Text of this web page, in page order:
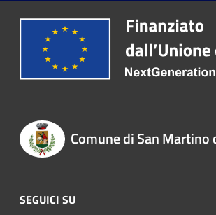
Comune di San Martino
SEGUICI SU